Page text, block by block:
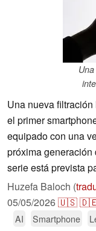
Una nueva
el primer
equipado con una
próxima generación
serie está prevista
Huzefa Baloch (
05/05/2026🇺🇸
AI Smartphone